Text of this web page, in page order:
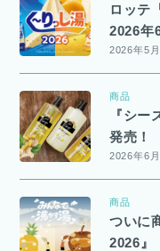
ロッテ
2026年
2026年5
商品
『シ
発売！
2026年6
商品
ついに
2026』